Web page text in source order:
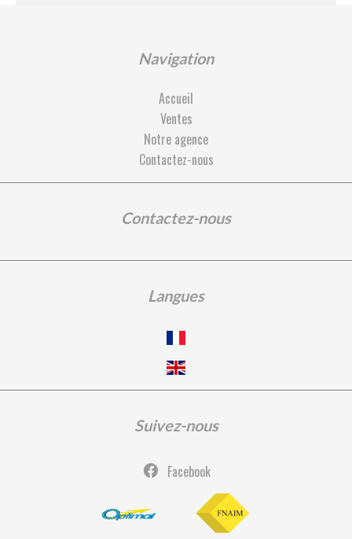
Navigation
Accueil
Ventes
Notre agence
Contactez-nous
Contactez-nous
Langues
Suivez-nous
Facebook